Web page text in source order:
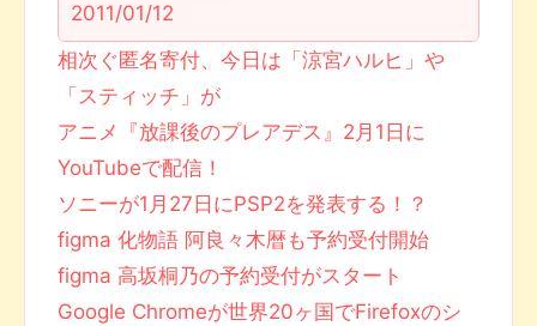
2011/01/12
相次ぐ匿名寄付、今日は「涼宮ハルヒ」や
「スティッチ」が
アニメ『放課後のプレアデス』2月1日に
YouTubeで配信！
ソニーが1月27日にPSP2を発表する！？
figma 化物語 阿良々木暦も予約受付開始
figma 高坂桐乃の予約受付がスタート
Google Chromeが世界20ヶ国でFirefoxのシ